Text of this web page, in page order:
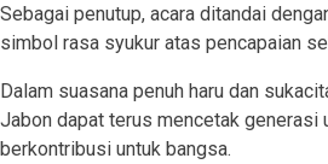
Sebagai penutup, acara ditandai
simbol rasa syukur atas pencapaian
Dalam suasana penuh haru dan
Jabon dapat terus mencetak generasi
berkontribusi untuk bangsa.